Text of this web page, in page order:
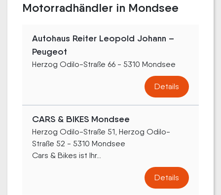
Motorradhändler in Mondsee
Autohaus Reiter Leopold Johann –
Peugeot
Herzog Odilo-Straße 66 - 5310 Mondsee
Details
CARS & BIKES Mondsee
Herzog Odilo-Straße 51, Herzog Odilo-
Straße 52 - 5310 Mondsee
Cars & Bikes ist Ihr...
Details